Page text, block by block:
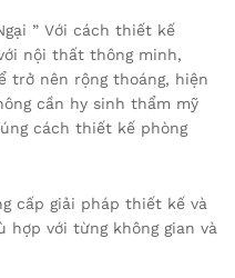
” Với cách thiết kế
nội thất thông minh,
trở nên rộng thoáng, hiện
cần hy sinh thẩm mỹ
cách thiết kế phòng
cấp giải pháp thiết kế và
hợp với từng không gian và